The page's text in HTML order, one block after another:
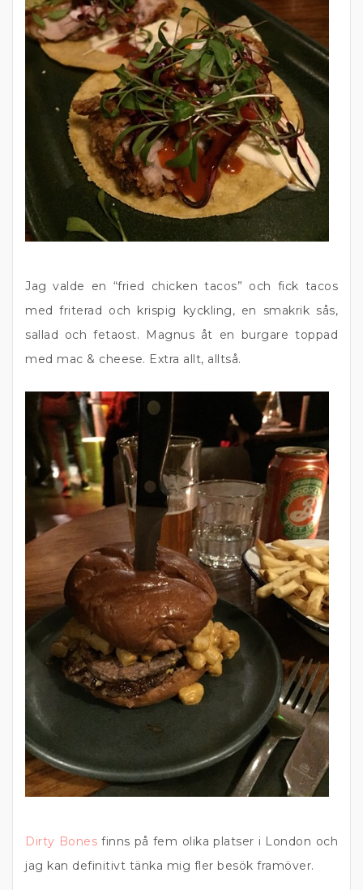
Jag valde en “fried chicken tacos” och fick tacos
med friterad och krispig kyckling, en smakrik sås,
sallad och fetaost. Magnus åt en burgare toppad
med mac & cheese. Extra allt, alltså.
Dirty Bones finns på fem olika platser i London och
jag kan definitivt tänka mig fler besök framöver.